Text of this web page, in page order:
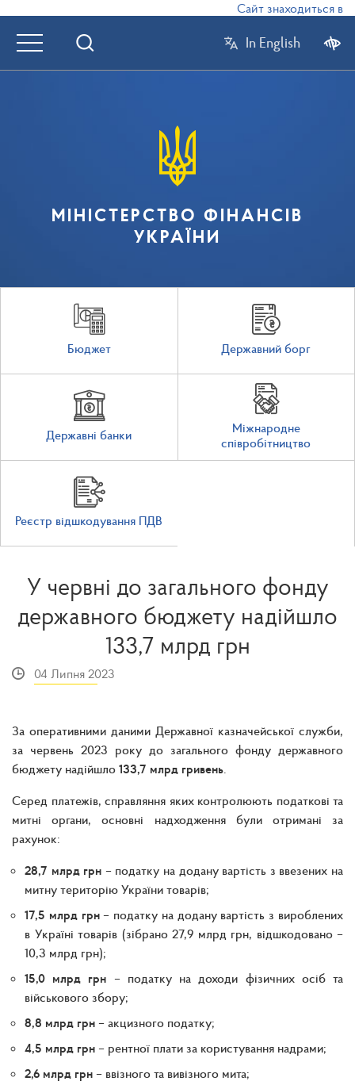
Сайт знаходиться в
In English
МІНІСТЕРСТВО ФІНАНСІВ
УКРАЇНИ
Бюджет Державний борг
Державні банки
Міжнародне
співробітництво
Реєстр відшкодування ПДВ
У червні до загального фонду
державного бюджету надійшло
133,7 млрд грн
04 Липня 2023
За оперативними даними Державної казначейської служби,
за червень 2023 року до загального фонду державного
бюджету надійшло 133,7 млрд гривень
Серед платежів, справляння яких контролюють податкові та
митні органи, основні надходження були отримані за
рахунок:
28,7 млрд грн – податку на додану вартість з ввезених на
митну територію України товарів;
17,5 млрд грн– податку на додану вартість з вироблених
в Україні товарів (зібрано 27,9 млрд грн, відшкодовано –
10,3 млрд грн);
15,0 млрд грн – податку на доходи фізичних осіб та
військового збору;
8,8 млрд грн – акцизного податку;
4,5 млрд грн – рентної плати за користування надрами;
2,6 млрд грн – ввізного та вивізного мита;